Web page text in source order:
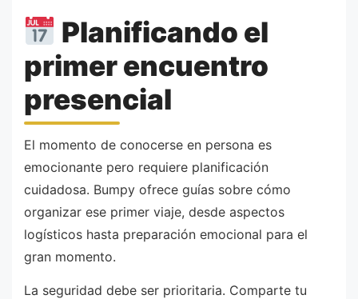
Planificando el
primer encuentro
presencial
El momento de conocerse en persona es
emocionante pero requiere planificación
cuidadosa. Bumpy ofrece guías sobre cómo
organizar ese primer viaje, desde aspectos
logísticos hasta preparación emocional para el
gran momento.
La seguridad debe ser prioritaria. Comparte tu